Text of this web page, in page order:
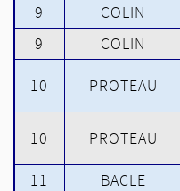
9
COLIN
9
COLIN
10 PROTEAU
10 PROTEAU
11
BACLE